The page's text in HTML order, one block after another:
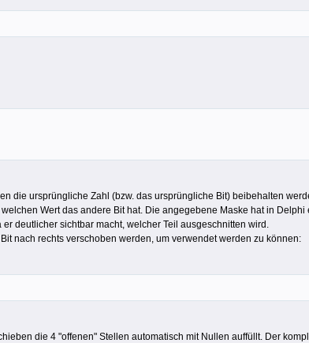
die ursprüngliche Zahl (bzw. das ursprüngliche Bit) beibehalten
Wert das andere Bit hat. Die angegebene Maske hat in
deutlicher sichtbar macht, welcher Teil ausgeschnitten wird.
nach rechts verschoben werden, um verwendet werden zu können:
die 4 "offenen" Stellen automatisch mit Nullen auffüllt. Der